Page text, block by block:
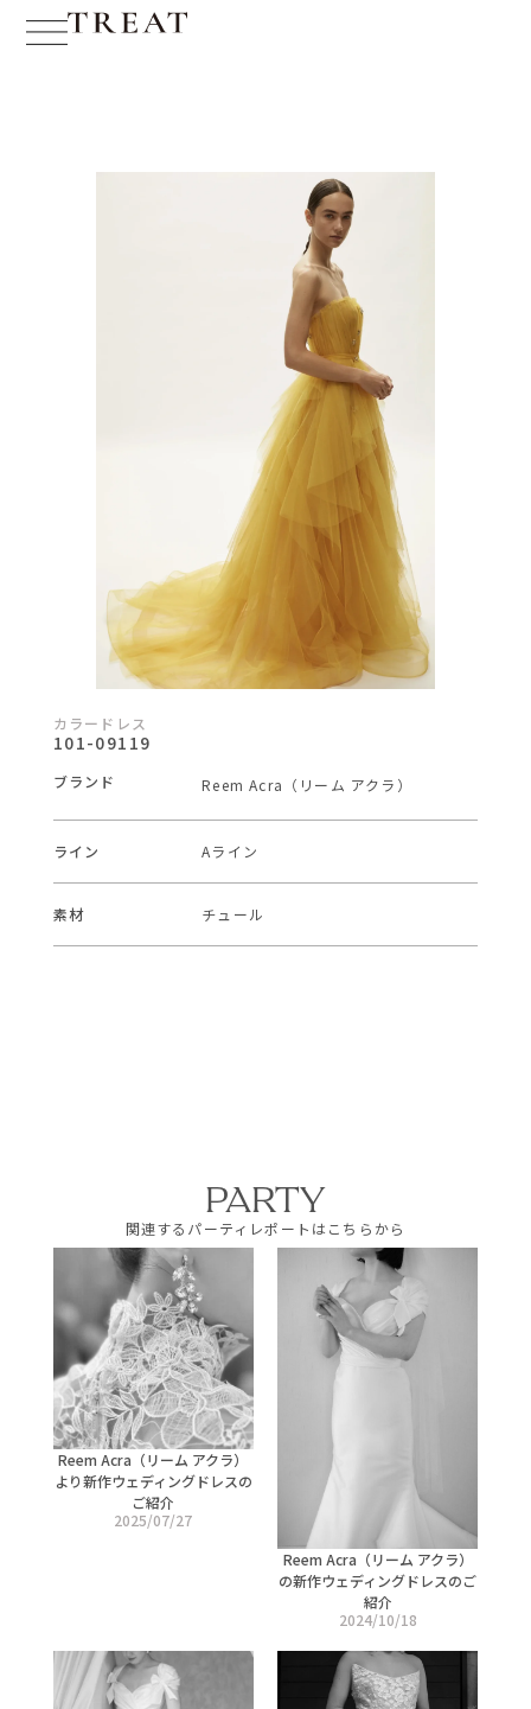
カラードレス
101-09119
ブランド Reem Acra（リーム アクラ）
ライン Aライン
素材 チュール
PARTY
関連するパーティレポートはこちらから
Reem Acra（リーム アクラ）
より新作ウェディングドレスの
ご紹介
2025/07/27
Reem Acra（リーム アクラ）
の新作ウェディングドレスのご
紹介
2024/10/18